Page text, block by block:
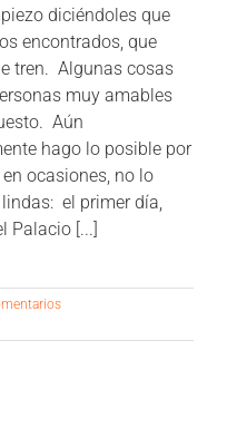
diciéndoles que
encontrados, que
tren. Algunas cosas
muy amables
Aún
hago lo posible por
ocasiones, no lo
el primer día,
Palacio [...]